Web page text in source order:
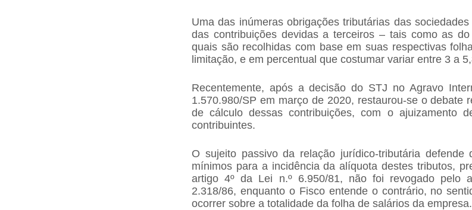
Uma das inúmeras obrigações tributárias das
das contribuições devidas a terceiros – tais como as
quais são recolhidas com base em suas respectivas
limitação, e em percentual que costumar variar entre 3 a
Recentemente, após a decisão do STJ no Agravo
1.570.980/SP em março de 2020, restaurou-se o debate
de cálculo dessas contribuições, com o ajuizamento
contribuintes.
O sujeito passivo da relação jurídico-tributária
mínimos para a incidência da alíquota destes tributos,
artigo 4º da Lei n.º 6.950/81, não foi revogado pelo
2.318/86, enquanto o Fisco entende o contrário, no
ocorrer sobre a totalidade da folha de salários da empresa.